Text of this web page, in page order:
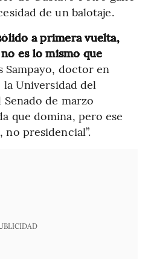
de un balotaje.
a primera vuelta,
es lo mismo que
Sampayo, doctor en
Universidad del
Senado de marzo
que domina, pero ese
no presidencial”.